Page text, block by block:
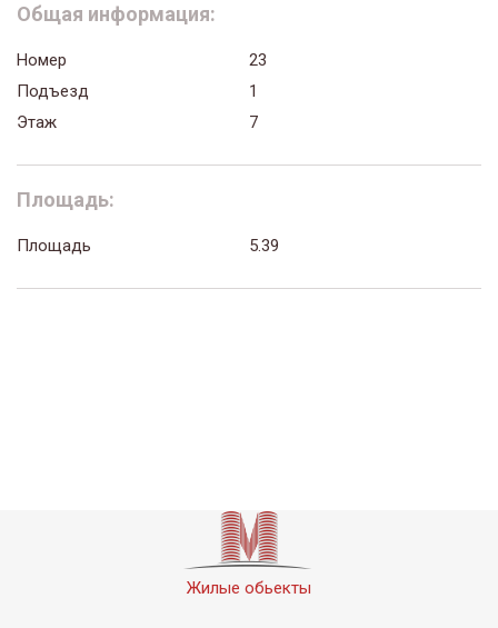
Общая информация:
Номер
23
Подъезд
1
Этаж
7
Площадь:
Площадь 5.39
Жилые обьекты